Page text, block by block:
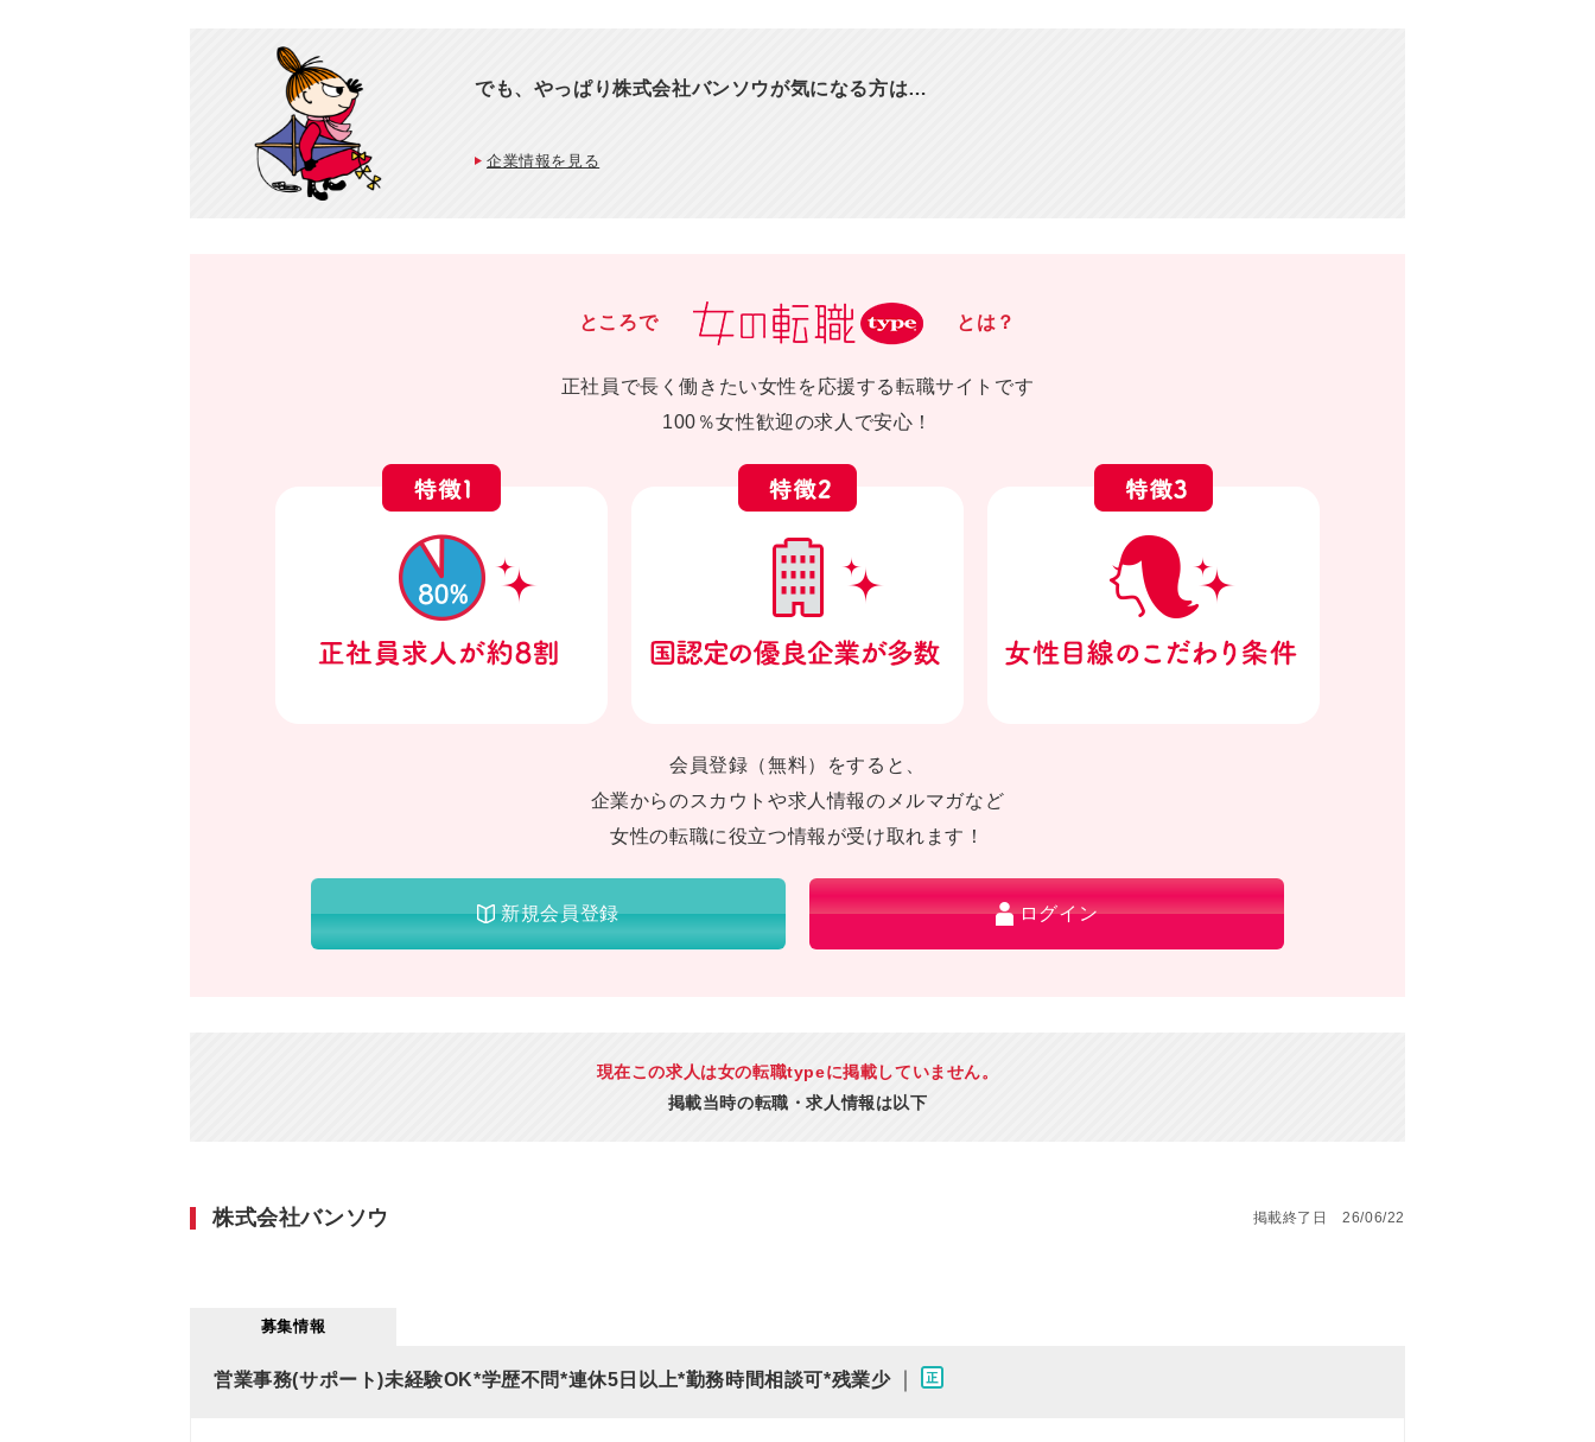
でも、やっぱり株式会社バンソウが気になる方は…
企業情報を見る
ところで とは？
正社員で長く働きたい女性を応援する転職サイトです
100％女性歓迎の求人で安心！
会員登録（無料）をすると、
企業からのスカウトや求人情報のメルマガなど
女性の転職に役立つ情報が受け取れます！
新規会員登録 ログイン
現在この求人は女の転職typeに掲載していません。
掲載当時の転職・求人情報は以下
株式会社バンソウ 掲載終了日 26/06/22
募集情報
営業事務(サポート)未経験OK*学歴不問*連休5日以上*勤務時間相談可*残業少